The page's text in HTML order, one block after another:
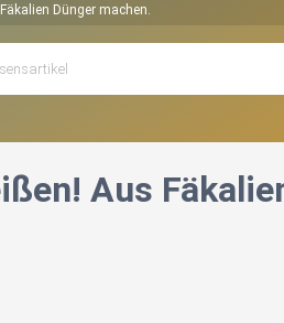
Dünger machen.
Aus